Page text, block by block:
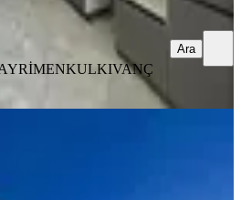
KIVANÇ
Ara
Mahallesi